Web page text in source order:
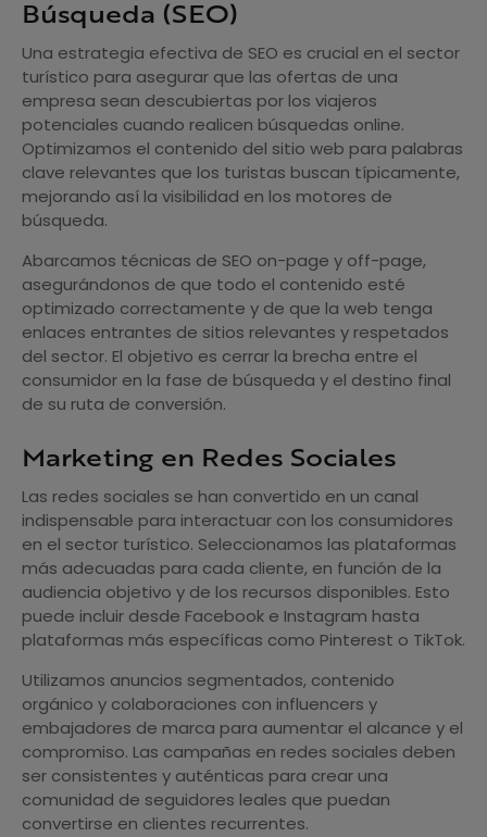
Búsqueda (SEO)
Una estrategia efectiva de SEO es crucial en el sector
turístico para asegurar que las ofertas de una
empresa sean descubiertas por los viajeros
potenciales cuando realicen búsquedas online.
Optimizamos el contenido del sitio web para palabras
clave relevantes que los turistas buscan típicamente,
mejorando así la visibilidad en los motores de
búsqueda.
Abarcamos técnicas de SEO on-page y off-page,
asegurándonos de que todo el contenido esté
optimizado correctamente y de que la web tenga
enlaces entrantes de sitios relevantes y respetados
del sector. El objetivo es cerrar la brecha entre el
consumidor en la fase de búsqueda y el destino final
de su ruta de conversión.
Marketing en Redes Sociales
Las redes sociales se han convertido en un canal
indispensable para interactuar con los consumidores
en el sector turístico. Seleccionamos las plataformas
más adecuadas para cada cliente, en función de la
audiencia objetivo y de los recursos disponibles. Esto
puede incluir desde Facebook e Instagram hasta
plataformas más específicas como Pinterest o TikTok.
Utilizamos anuncios segmentados, contenido
orgánico y colaboraciones con influencers y
embajadores de marca para aumentar el alcance y el
compromiso. Las campañas en redes sociales deben
ser consistentes y auténticas para crear una
comunidad de seguidores leales que puedan
convertirse en clientes recurrentes.